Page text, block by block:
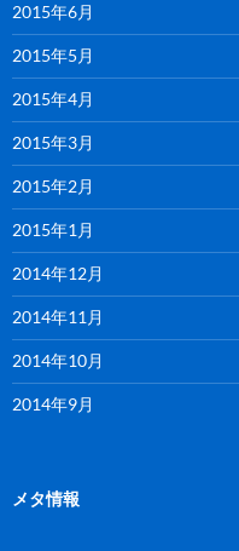
2015年6月
2015年5月
2015年4月
2015年3月
2015年2月
2015年1月
2014年12月
2014年11月
2014年10月
2014年9月
メタ情報